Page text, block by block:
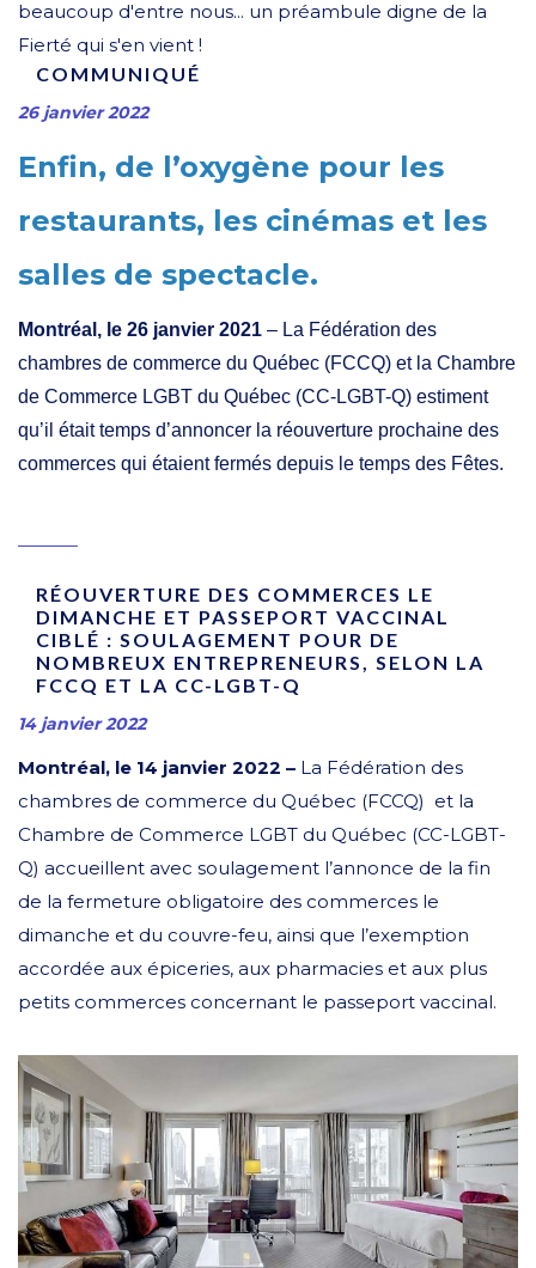
beaucoup d'entre nous... un préambule digne de la
Fierté qui s'en vient !
COMMUNIQUÉ
26 janvier 2022
Enfin, de l’oxygène pour les
restaurants, les cinémas et les
salles de spectacle.
Montréal, le 26 janvier 2021 – La Fédération des
chambres de commerce du Québec (FCCQ) et la Chambre
de Commerce LGBT du Québec (CC-LGBT-Q) estiment
qu’il était temps d’annoncer la réouverture prochaine des
commerces qui étaient fermés depuis le temps des Fêtes.
RÉOUVERTURE DES COMMERCES LE
DIMANCHE ET PASSEPORT VACCINAL
CIBLÉ : SOULAGEMENT POUR DE
NOMBREUX ENTREPRENEURS, SELON LA
FCCQ ET LA CC-LGBT-Q
14 janvier 2022
Montréal, le 14 janvier 2022 – La Fédération des
chambres de commerce du Québec (FCCQ) et la
Chambre de Commerce LGBT du Québec (CC-LGBT-
Q) accueillent avec soulagement l’annonce de la fin
de la fermeture obligatoire des commerces le
dimanche et du couvre-feu, ainsi que l’exemption
accordée aux épiceries, aux pharmacies et aux plus
petits commerces concernant le passeport vaccinal.